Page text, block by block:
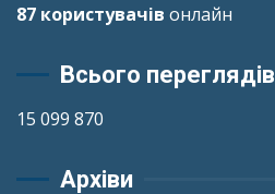
87 користувачів онлайн
Всього переглядів
15 099 870
Архіви